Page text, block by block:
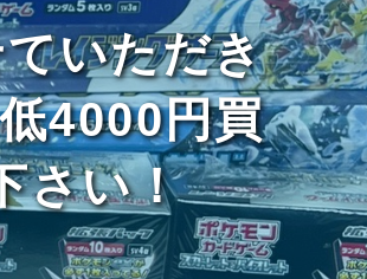
いただき
4000円買
さい！